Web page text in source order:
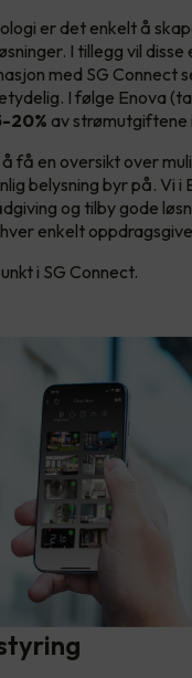
er det enkelt å
I tillegg vil
med SG Connect
I følge Enova
20% av strømutgiftene
få en oversikt over
belysning byr på. Vi i
og tilby gode
enkelt
i SG Connect.